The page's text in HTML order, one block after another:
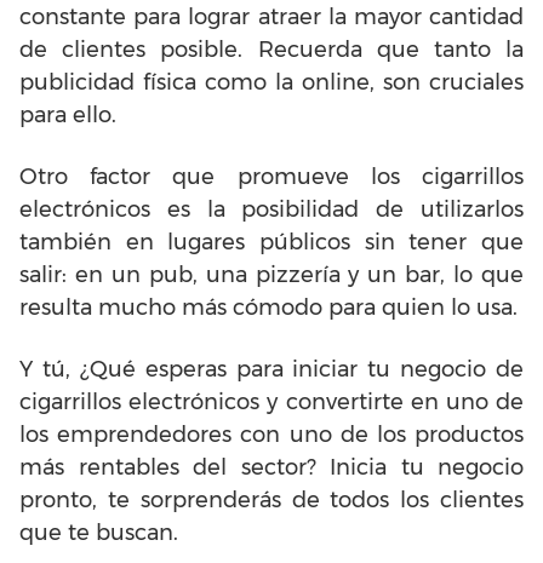
constante para lograr atraer la mayor cantidad
de clientes posible. Recuerda que tanto la
publicidad física como la online, son cruciales
para ello.
Otro factor que promueve los cigarrillos
electrónicos es la posibilidad de utilizarlos
también en lugares públicos sin tener que
salir: en un pub, una pizzería y un bar, lo que
resulta mucho más cómodo para quien lo usa.
Y tú, ¿Qué esperas para iniciar tu negocio de
cigarrillos electrónicos y convertirte en uno de
los emprendedores con uno de los productos
más rentables del sector? Inicia tu negocio
pronto, te sorprenderás de todos los clientes
que te buscan.